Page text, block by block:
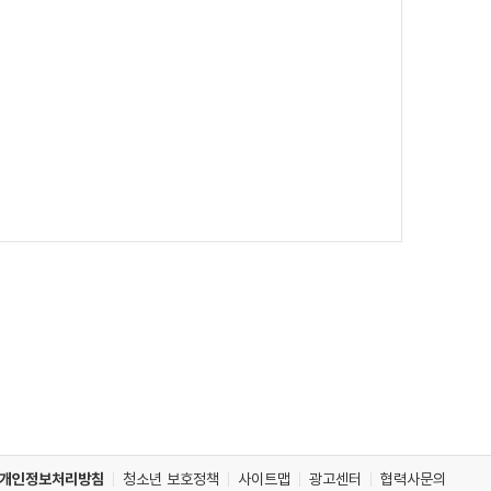
개인정보처리방침 청소년 보호정책 사이트맵 광고센터 협력사문의